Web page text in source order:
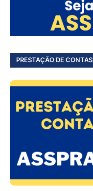
PRESTAÇÃO DE CONTAS